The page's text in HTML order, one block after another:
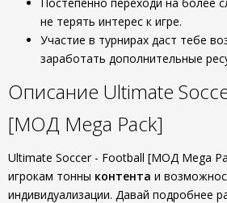
не терять интерес к игре.
Участие в турнирах даст тебе
заработать дополнительные
Описание Ultimate
[МОД Mega Pack]
Ultimate Soccer - Football [МОД Mega
игрокам тонны контента и
индивидуализации. Давай подробнее